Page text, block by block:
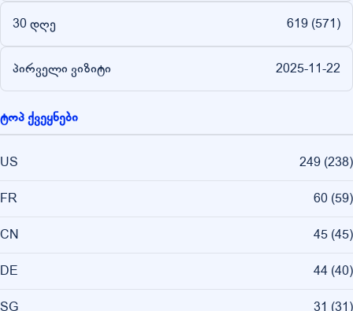
30 დღე 619 (571)
პირველი ვიზიტი 2025-11-22
ტოპ ქვეყნები
US 249 (238)
FR 60 (59)
CN 45 (45)
DE 44 (40)
SG 31 (31)